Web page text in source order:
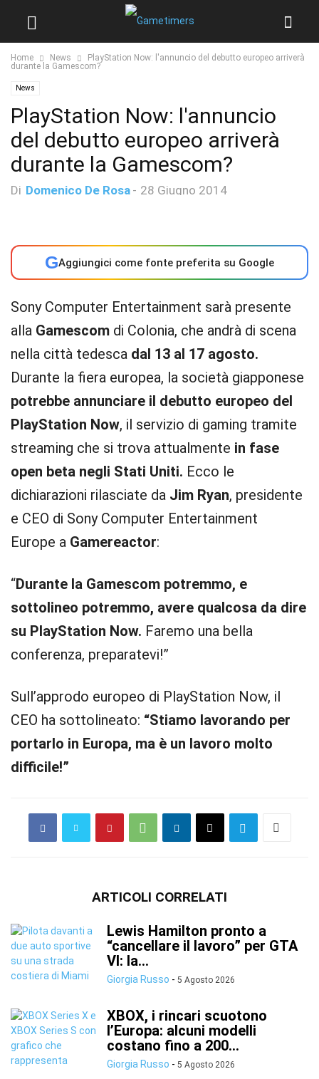
Home News
PlayStation Now: l'annuncio del debutto europeo arriverà
durante la Gamescom?
News
PlayStation Now: l'annuncio
del debutto europeo arriverà
durante la Gamescom?
Di Domenico De Rosa - 28 Giugno 2014
GAggiungici come fonte preferita su Google
Sony Computer Entertainment sarà presente
alla Gamescom di Colonia, che andrà di scena
nella città tedesca dal 13 al 17 agosto.
Durante la fiera europea, la società giapponese
potrebbe annunciare il debutto europeo del
PlayStation Now, il servizio di gaming tramite
streaming che si trova attualmente in fase
open beta negli Stati Uniti. Ecco le
dichiarazioni rilasciate da Jim Ryan, presidente
e CEO di Sony Computer Entertainment
Europe a Gamereactor:
“Durante la Gamescom potremmo, e
sottolineo potremmo, avere qualcosa da dire
su PlayStation Now. Faremo una bella
conferenza, preparatevi!”
Sull’approdo europeo di PlayStation Now, il
CEO ha sottolineato: “Stiamo lavorando per
portarlo in Europa, ma è un lavoro molto
difficile!”
ARTICOLI CORRELATI
Lewis Hamilton pronto a
“cancellare il lavoro” per GTA
VI: la...
Giorgia Russo - 5 Agosto 2026
XBOX, i rincari scuotono
l’Europa: alcuni modelli
costano fino a 200...
Giorgia Russo - 5 Agosto 2026